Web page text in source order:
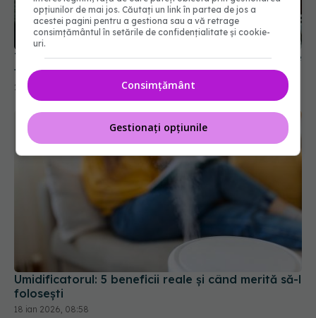
Trucul cu ulei pentru cartofi prăjiți: ies crocanți de
fiecare dată
27 ian 2026, 10:20
Umidificatorul: 5 beneficii reale și când merită să-l
folosești
18 ian 2026, 08:58
opțiunilor de mai jos. Căutați un link în partea de jos a
acestei pagini pentru a gestiona sau a vă retrage
consimțământul în setările de confidențialitate și cookie-
uri.
Consimțământ
Gestionați opțiunile